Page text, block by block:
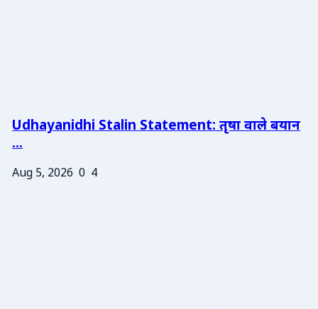
Udhayanidhi Stalin Statement: तृषा वाले बयान
...
Aug 5, 2026 0 4